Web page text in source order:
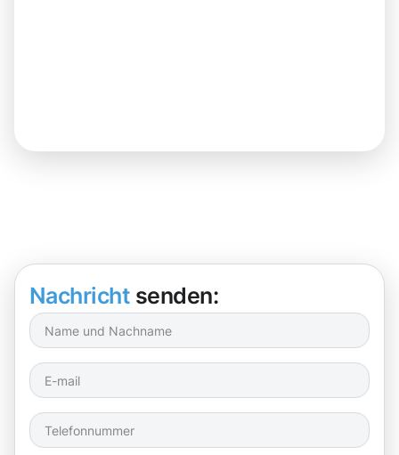
Nachricht senden: